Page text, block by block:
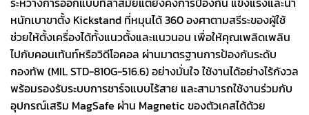
หนักเบาขาตั้ง Kickstand ที่หมุนได้ 360 องศาตามสรีระของผู้ใช้
ช่วยให้ตั้งเครื่องได้ทั้งแนวตั้งและแนวนอน เพื่อให้คุณเพลิดเพลิน
ไปกับคอนเท้นท์หรือวิดีโอคอล ผ่านมาตรฐานการป้องกันระดับ
กองทัพ (MIL STD-810G-516.6) อย่างมั่นใจ ใช้งานได้อย่างไร้กังวล
พร้อมรองรับระบบการชาร์จแบบไร้สาย และสามารถใช้งานร่วมกับ
อุปกรณ์เสริม MagSafe ผ่าน Magnetic ของตัวเคสได้ด้วย